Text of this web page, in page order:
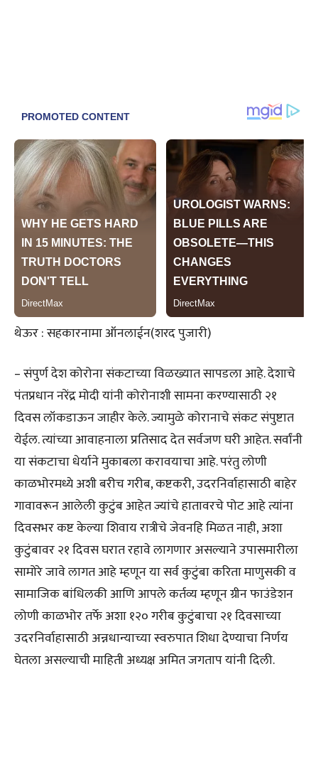
थेऊर : सहकारनामा ऑनलाईन(शरद पुजारी)
– संपुर्ण देश कोरोना संकटाच्या विळख्यात सापडला आहे. देशाचे
पंतप्रधान नरेंद्र मोदी यांनी कोरोनाशी सामना करण्यासाठी २१
दिवस लॉकडाऊन जाहीर केले. ज्यामुळे कोरानाचे संकट संपुष्टात
येईल. त्यांच्या आवाहनाला प्रतिसाद देत सर्वजण घरी आहेत. सर्वांनी
या संकटाचा धेर्याने मुकाबला करावयाचा आहे. परंतु लोणी
काळभोरमध्ये अशी बरीच गरीब, कष्टकरी, उदरनिर्वाहासाठी बाहेर
गावावरून आलेली कुटुंब आहेत ज्यांचे हातावरचे पोट आहे त्यांना
दिवसभर कष्ट केल्या शिवाय रात्रीचे जेवनहि मिळत नाही, अशा
कुटुंबावर २१ दिवस घरात रहावे लागणार असल्याने उपासमारीला
सामोरे जावे लागत आहे म्हणून या सर्व कुटुंबा करिता माणुसकी व
सामाजिक बांधिलकी आणि आपले कर्तव्य म्हणून ग्रीन फाउंडेशन
लोणी काळभोर तर्फे अशा १२० गरीब कुटुंबाचा २१ दिवसाच्या
उदरनिर्वाहासाठी अन्नधान्याच्या स्वरुपात शिधा देण्याचा निर्णय
घेतला असल्याची माहिती अध्यक्ष अमित जगताप यांनी दिली.